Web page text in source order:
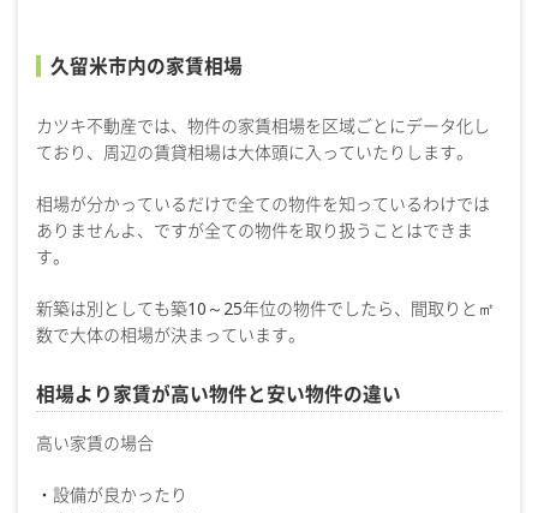
久留米市内の家賃相場
カツキ不動産では、物件の家賃相場を区域ごとにデータ化し
ており、周辺の賃貸相場は大体頭に入っていたりします。
相場が分かっているだけで全ての物件を知っているわけでは
ありませんよ、ですが全ての物件を取り扱うことはできま
す。
新築は別としても築10～25年位の物件でしたら、間取りと㎡
数で大体の相場が決まっています。
相場より家賃が高い物件と安い物件の違い
高い家賃の場合
・設備が良かったり